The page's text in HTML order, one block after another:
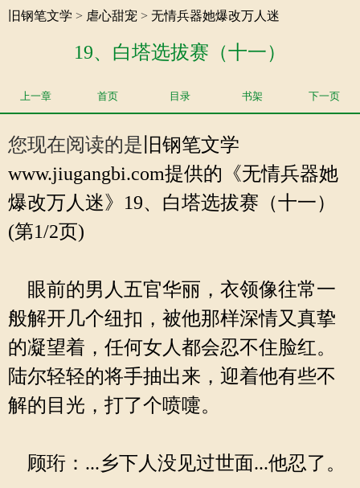
旧钢笔文学 > 虐心甜宠 > 无情兵器她爆改万人迷
19、白塔选拔赛（十一）
上一章 首页 目录 书架 下一页
您现在阅读的是 旧钢笔文学
www.jiugangbi.com提供的《无情兵器她
爆改万人迷》19、白塔选拔赛（十一）
(第1/2页)
眼前的男人五官华丽，衣领像往常一
般解开几个纽扣，被他那样深情又真挚
的凝望着，任何女人都会忍不住脸红。
陆尔轻轻的将手抽出来，迎着他有些不
解的目光，打了个喷嚏。
顾珩：...乡下人没见过世面...他忍了。